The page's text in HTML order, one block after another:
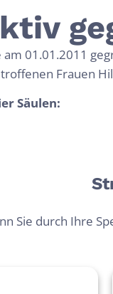
Im 21.
am 01.01.2011
Frauen
Säulen:
Sie durch Ihre